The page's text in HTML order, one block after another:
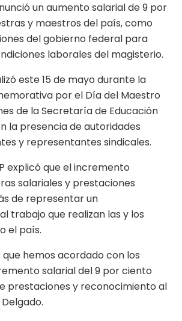
un aumento salarial de 9 por
y maestros del país, como
del gobierno federal para
laborales del magisterio.
este 15 de mayo durante la
por el Día del Maestro
de la Secretaría de Educación
la presencia de autoridades
y representantes sindicales.
explicó que el incremento
salariales y prestaciones
de representar un
trabajo que realizan las y los
el país.
que hemos acordado con los
salarial del 9 por ciento
prestaciones y reconocimiento al